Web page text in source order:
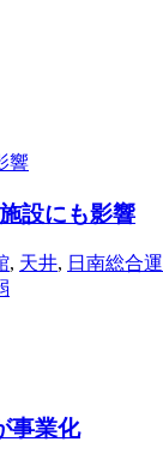
設にも影響
, 天井, 日南総合運
事業化